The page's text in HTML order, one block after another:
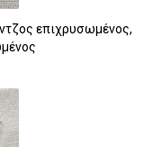
επιχρυσωμένος,